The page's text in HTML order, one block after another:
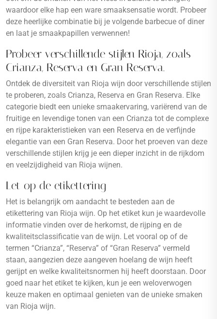
waardoor elke hap een ware smaaksensatie wordt. Probeer
deze heerlijke combinatie bij je volgende barbecue of diner
en laat je smaakpapillen verwennen!
Probeer verschillende stijlen Rioja, zoals
Crianza, Reserva en Gran Reserva.
Ontdek de diversiteit van Rioja wijn door verschillende stijlen
te proberen, zoals Crianza, Reserva en Gran Reserva. Elke
categorie biedt een unieke smaakervaring, variërend van de
fruitige en levendige tonen van een Crianza tot de complexe
en rijpe karakteristieken van een Reserva en de verfijnde
elegantie van een Gran Reserva. Door het proeven van deze
verschillende stijlen krijg je een dieper inzicht in de rijkdom
en veelzijdigheid van Rioja wijnen.
Let op de etikettering
Het is belangrijk om aandacht te besteden aan de
etikettering van Rioja wijn. Op het etiket kun je waardevolle
informatie vinden over de herkomst, de rijping en de
kwaliteitsclassificatie van de wijn. Let vooral op of de
termen “Crianza”, “Reserva” of “Gran Reserva” vermeld
staan, aangezien deze aangeven hoelang de wijn heeft
gerijpt en welke kwaliteitsnormen hij heeft doorstaan. Door
goed naar het etiket te kijken, kun je een weloverwogen
keuze maken en optimaal genieten van de unieke smaken
van Rioja wijn.